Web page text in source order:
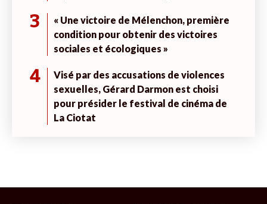
3
« Une victoire de Mélenchon, première
condition pour obtenir des victoires
sociales et écologiques »
4
Visé par des accusations de violences
sexuelles, Gérard Darmon est choisi
pour présider le festival de cinéma de
La Ciotat